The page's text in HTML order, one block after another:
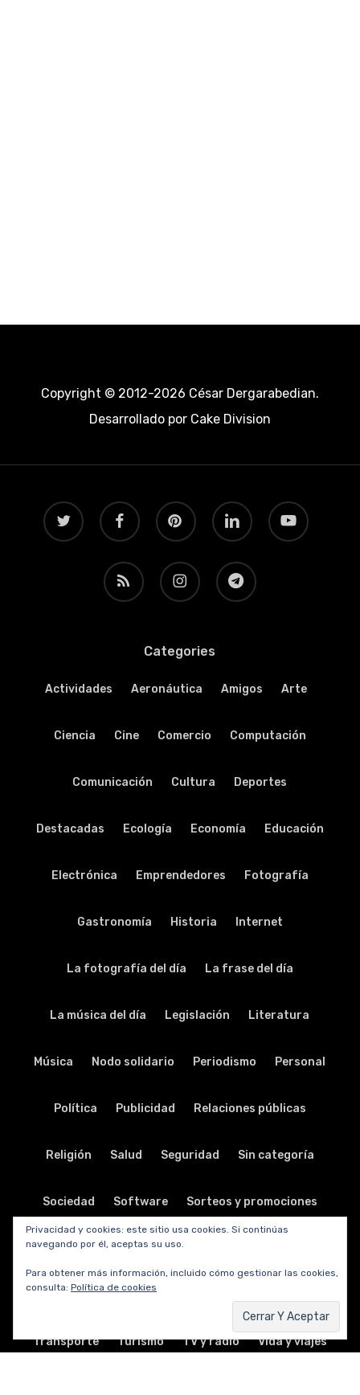
Copyright © 2012-2026 César Dergarabedian.
Desarrollado porCake Division
twitter facebook pinterest linkedin youtube
RSS instagram telegram
Categories
Actividades Aeronáutica Amigos Arte
Ciencia Cine Comercio Computación
Comunicación Cultura Deportes
Destacadas Ecología Economía Educación
Electrónica Emprendedores Fotografía
Gastronomía Historia Internet
La fotografía del día La frase del día
La música del día Legislación Literatura
Música Nodo solidario Periodismo Personal
Política Publicidad Relaciones públicas
Religión Salud Seguridad Sin categoría
Sociedad Software Sorteos y promociones
Tabletas Teatro
Telecomunicaciones
Transporte Turismo TV y radio Vida y viajes
Privacidad y cookies: este sitio usa cookies. Si continúas
navegando por él, aceptas su uso.
Para obtener más información, incluido cómo gestionar las cookies,
consulta: Política de cookies